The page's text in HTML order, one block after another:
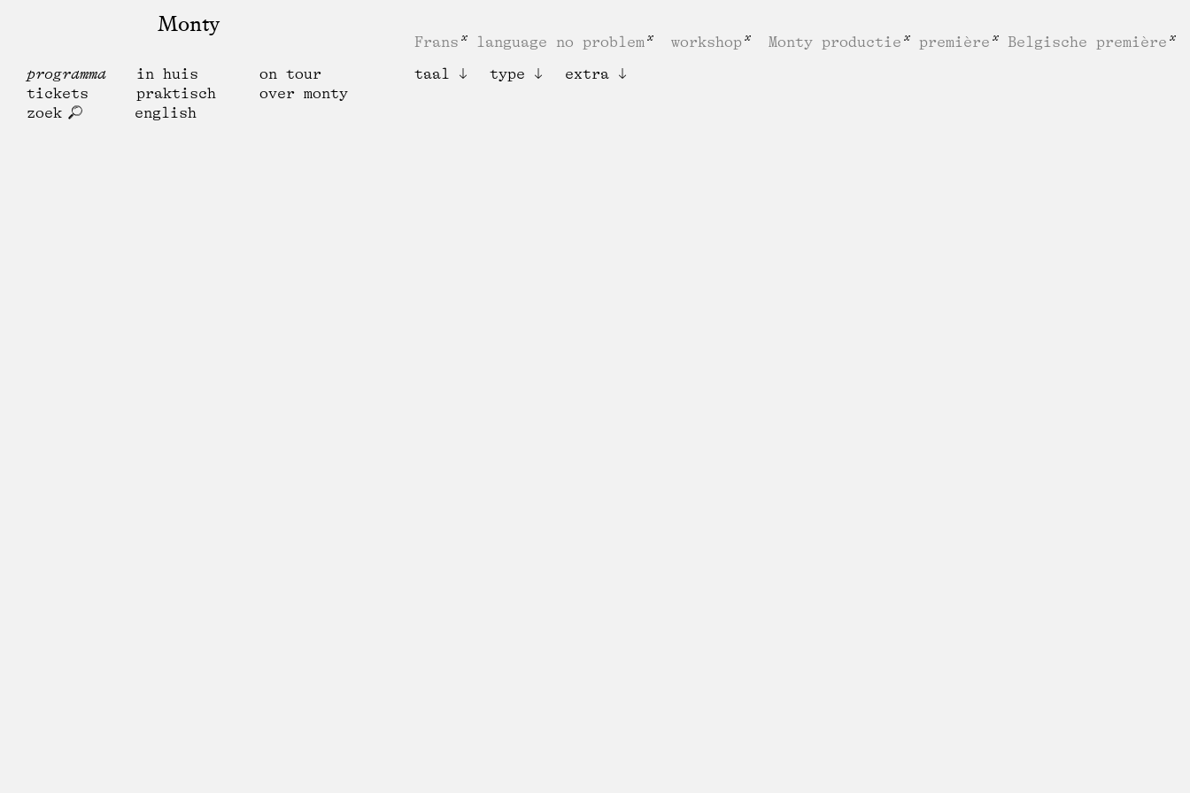
Monty
programma in huis
on tour
tickets
praktisch
over monty
zoek
english
Frans language no problem workshop Monty productie première
Belgische première
taal
type extra